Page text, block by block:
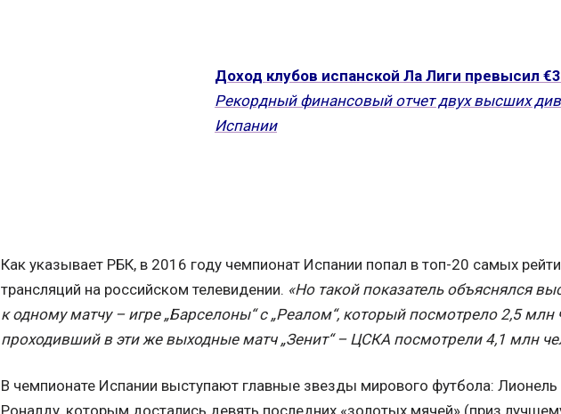
Доход клубов испанской Ла Лиги превысил
Рекордный финансовый отчет двух высших
Испании
Как указывает РБК, в 2016 году чемпионат Испании попал в топ-20 самых
трансляций на российском телевидении. «Но такой показатель объяснялся
к одному матчу – игре „Барселоны“ с „Реалом“, который посмотрело 2,5 млн
проходивший в эти же выходные матч „Зенит“ – ЦСКА посмотрели 4,1 млн
В чемпионате Испании выступают главные звезды мирового футбола:
Роналду, которым достались девять последних «золотых мячей» (приз